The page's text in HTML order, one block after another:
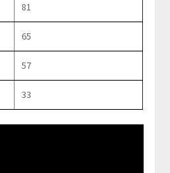
81
65
57
33